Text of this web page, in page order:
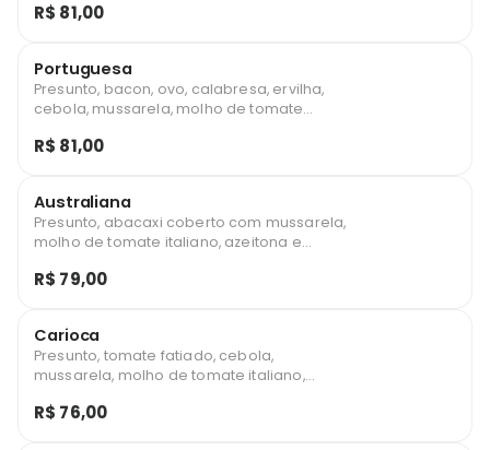
R$ 81,00
Portuguesa
Presunto, bacon, ovo, calabresa, ervilha,
cebola, mussarela, molho de tomate
R$ 81,00
Australiana
Presunto, abacaxi coberto com mussarela,
molho de tomate italiano, azeitona e
R$ 79,00
Carioca
Presunto, tomate fatiado, cebola,
mussarela, molho de tomate italiano,
R$ 76,00